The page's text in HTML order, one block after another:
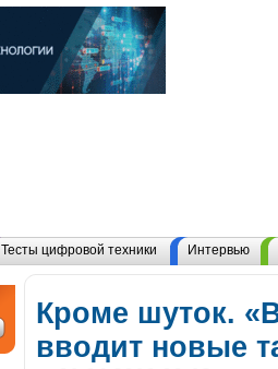
Тесты цифровой техники Интервью
Кроме шуток.
вводит новые